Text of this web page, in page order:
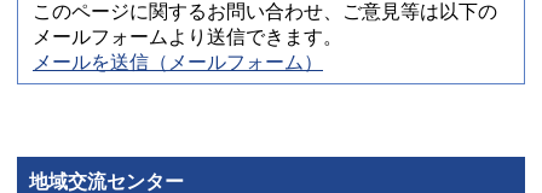
このページに関するお問い合わせ、ご意見等は以下の
メールフォームより送信できます。
メールを送信（メールフォーム）
地域交流センター